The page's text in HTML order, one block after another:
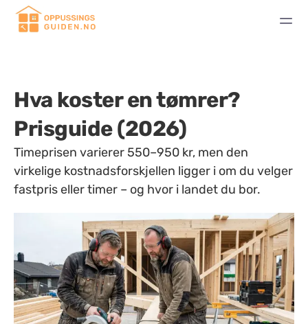
Hva koster en tømrer?
Prisguide (2026)
Timeprisen varierer 550–950 kr, men den
virkelige kostnadsforskjellen ligger i om du velger
fastpris eller timer – og hvor i landet du bor.